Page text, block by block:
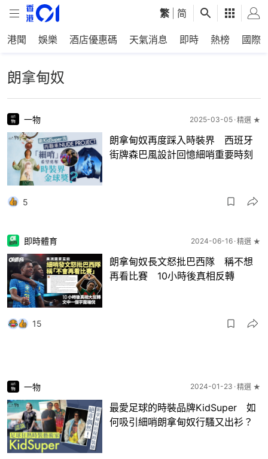
繁 简
港聞 娛樂 酒店優惠碼 天氣消息 即時 熱榜 國際
朗拿甸奴
一物 2025-03-05 精選 ★
朗拿甸奴再度踩入時裝界 西班牙
街牌森巴風設計回憶細哨重要時刻
5
即時體育 2024-06-16 精選 ★
朗拿甸奴長文怒批巴西隊 稱不想
再看比賽 10小時後真相反轉
15
一物 2024-01-23 精選 ★
最愛足球的時裝品牌KidSuper 如
何吸引細哨朗拿甸奴行騷又出衫？